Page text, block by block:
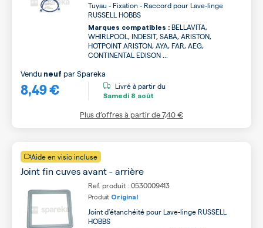
Tuyau - Fixation - Raccord pour Lave-linge
RUSSELL HOBBS
Marques compatibles : BELLAVITA,
WHIRLPOOL, INDESIT, SABA, ARISTON,
HOTPOINT ARISTON, AYA, FAR, AEG,
CONTINENTAL EDISON ...
8,49 €
Vendu neuf parSpareka
Livré à partir du
Samedi 8 août
Plus d’offres à partir de7,40 €
Aide en visio incluse
Joint fin cuves avant - arrière
Ref. produit : 0530009413
Produit Original
Joint d'étanchéité pour Lave-linge RUSSELL
HOBBS